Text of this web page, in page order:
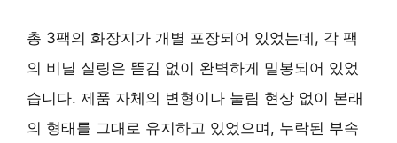
총 3팩의 화장지가 개별 포장되어 있었는데, 각 팩
의 비닐 실링은 뜯김 없이 완벽하게 밀봉되어 있었
습니다. 제품 자체의 변형이나 눌림 현상 없이 본래
의 형태를 그대로 유지하고 있었으며, 누락된 부속